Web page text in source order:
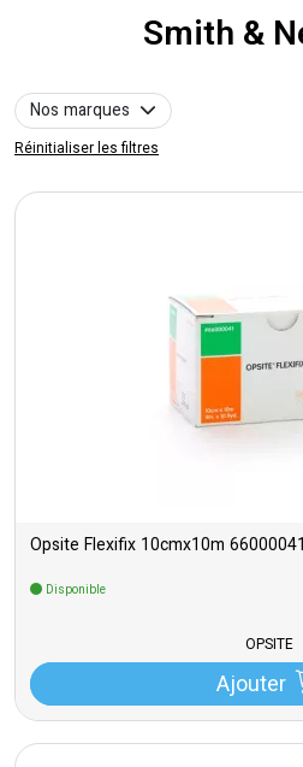
Smith &
Nos marques
Réinitialiser les filtres
Opsite Flexifix 10cmx10m 66000041
Disponible
OPSITE
Ajouter